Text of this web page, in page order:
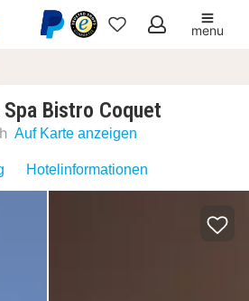
Meine
menu
Bistro Coquet
Auf Karte anzeigen
Hotelinformationen